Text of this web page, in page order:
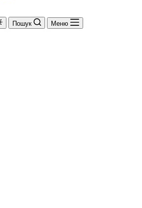
Пошук Меню